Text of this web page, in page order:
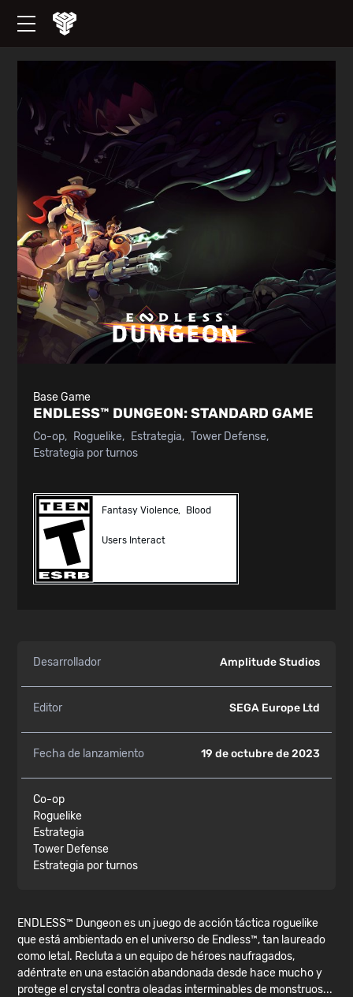
Base Game
ENDLESS™ DUNGEON:STANDARD GAME
Co-op Roguelike Estrategia
Tower Defense
Estrategia por turnos
Fantasy Violence Blood
Users Interact
Desarrollador Amplitude Studios
Editor SEGA Europe Ltd
Fecha de lanzamiento 19 de octubre de 2023
Co-op
Roguelike
Estrategia
Tower Defense
Estrategia por turnos
ENDLESS™ Dungeon es un juego de acción táctica roguelike
que está ambientado en el universo de Endless™, tan laureado
como letal. Recluta a un equipo de héroes naufragados,
adéntrate en una estación abandonada desde hace mucho y
protege el crystal contra oleadas interminables de monstruos...